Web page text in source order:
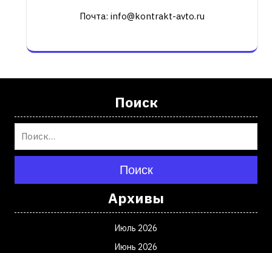
Почта: info@kontrakt-avto.ru
Поиск
Поиск
Архивы
Июль 2026
Июнь 2026